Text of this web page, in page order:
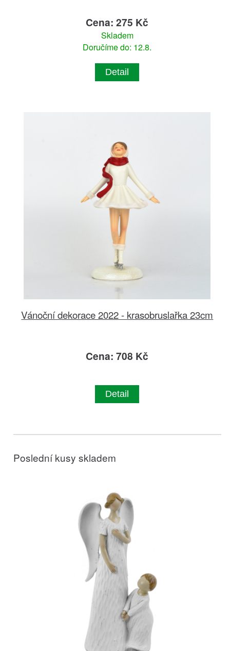
Cena: 275 Kč
Skladem
Doručíme do: 12.8.
Detail
Vánoční dekorace 2022 - krasobruslařka 23cm
Cena: 708 Kč
Detail
Poslední kusy skladem